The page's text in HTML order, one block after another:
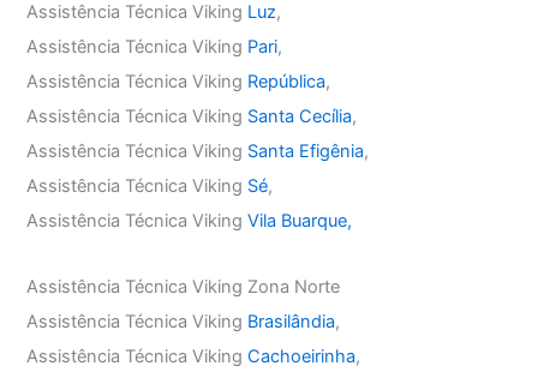
Assistência Técnica Viking Luz,
Assistência Técnica Viking Pari,
Assistência Técnica Viking República,
Assistência Técnica Viking Santa Cecília,
Assistência Técnica Viking Santa Efigênia,
Assistência Técnica Viking Sé,
Assistência Técnica VikingVila Buarque,
Assistência Técnica Viking Zona Norte
Assistência Técnica Viking Brasilândia,
Assistência Técnica VikingCachoeirinha,